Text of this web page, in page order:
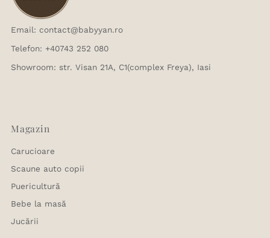
Email: contact@babyyan.ro
Telefon: +40743 252 080
Showroom: str. Visan 21A, C1(complex Freya), Iasi
Magazin
Carucioare
Scaune auto copii
Puericultură
Bebe la masă
Jucării